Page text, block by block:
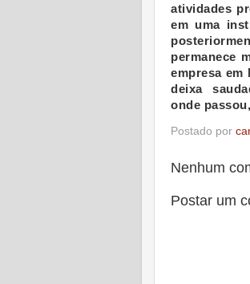
atividades
em uma
permanece
empresa em
deixa
onde
Postado por
Nenhum
Postar um